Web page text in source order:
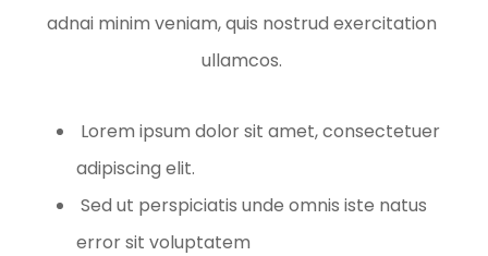
adnai minim veniam, quis nostrud exercitation
ullamcos.
Lorem ipsum dolor sit amet, consectetuer
adipiscing elit.
Sed ut perspiciatis unde omnis iste natus
error sit voluptatem